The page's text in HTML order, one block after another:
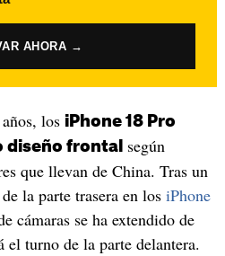
AHORA →
los iPhone 18 Pro
diseño frontal según
que llevan de China. Tras un
la parte trasera en los iPhone
cámaras se ha extendido de
el turno de la parte delantera.